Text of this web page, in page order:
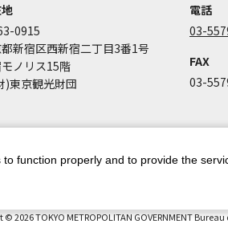
0915
新宿区西新宿二丁目3番1号
ノリス15階
)東京観光財団
電話
03-
FAX
03-
© 2026 TOKYO METROPOLITAN GOVERNMENT
function properly and to provide the